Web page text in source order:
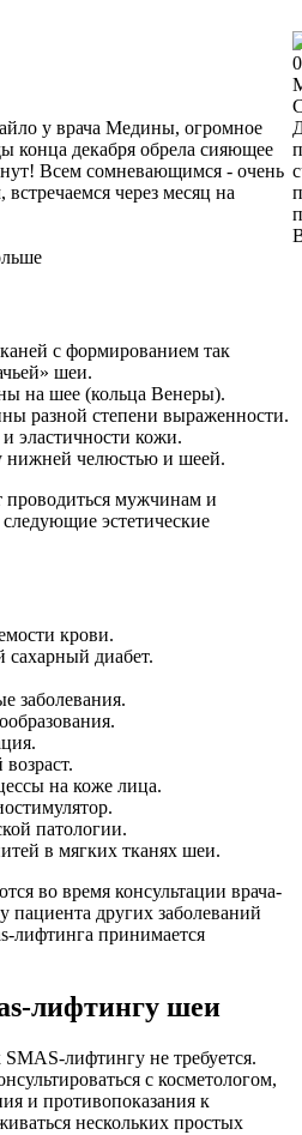
у врача Медины, огромное
конца декабря обрела сияющее
Всем сомневающимся - очень
через месяц на
с формированием так
шеи.
на шее (кольца Венеры).
разной степени выраженности.
эластичности кожи.
нижней челюстью и шеей.
мужчинам и
эстетические
крови.
диабет.
заболевания.
на коже лица.
патологии.
в мягких тканях шеи.
во время консультации врача-
пациента других заболеваний
лифтинга принимается
лифтингу шеи
лифтингу не требуется.
с косметологом,
и противопоказания к
нескольких простых